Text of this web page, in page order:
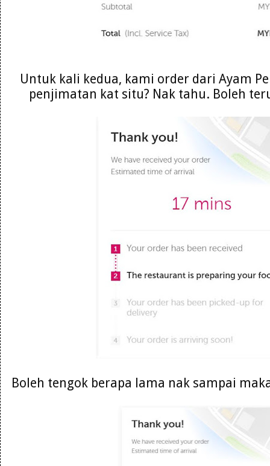
Untuk kali kedua, kami order dari Ayam
penjimatan kat situ? Nak tahu. Boleh
Boleh tengok berapa lama nak sampai